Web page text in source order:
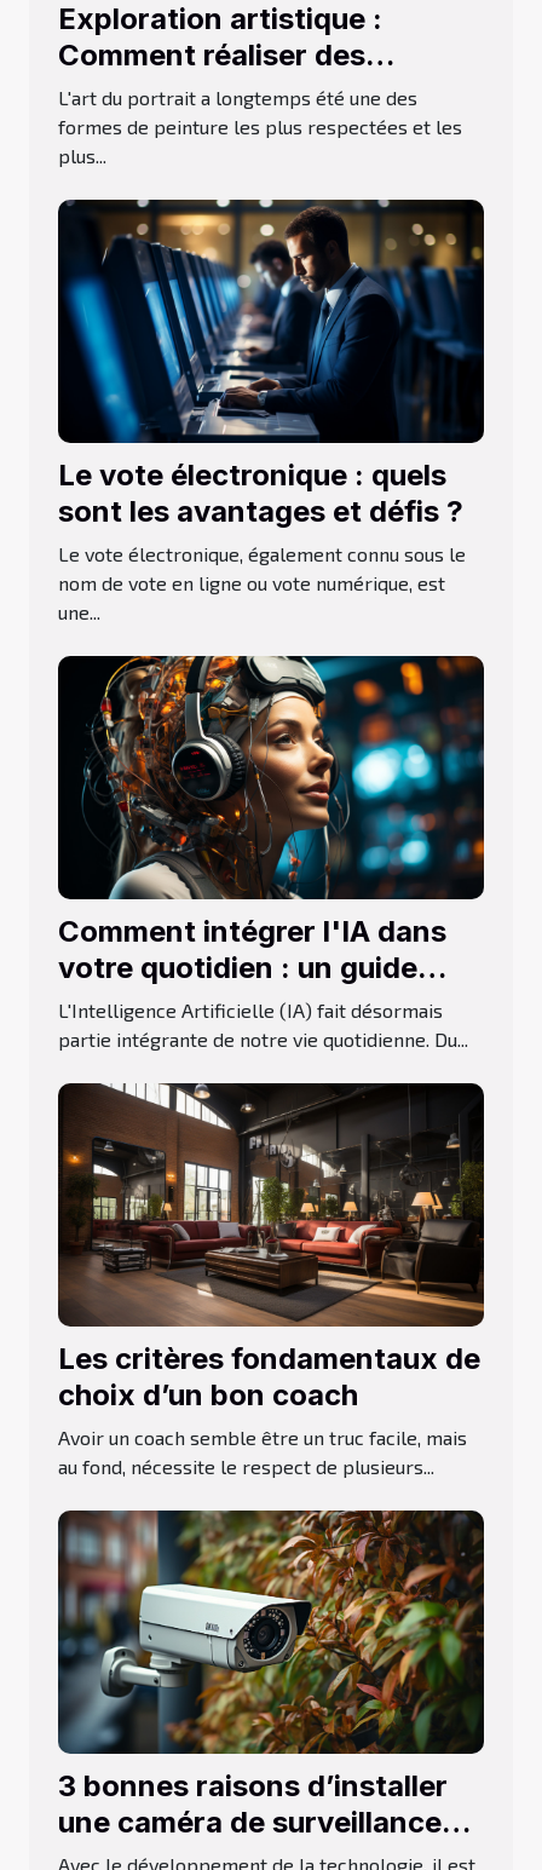
Exploration artistique :
Comment réaliser des
portraits d'iris uniques
L'art du portrait a longtemps été une des
formes de peinture les plus respectées et les
plus...
Le vote électronique : quels
sont les avantages et défis ?
Le vote électronique, également connu sous le
nom de vote en ligne ou vote numérique, est
une...
Comment intégrer l'IA dans
votre quotidien : un guide
pratique
L'Intelligence Artificielle (IA) fait désormais
partie intégrante de notre vie quotidienne. Du...
Les critères fondamentaux de
choix d’un bon coach
Avoir un coach semble être un truc facile, mais
au fond, nécessite le respect de plusieurs...
3 bonnes raisons d’installer
une caméra de surveillance
d’extérieur
Avec le développement de la technologie, il est